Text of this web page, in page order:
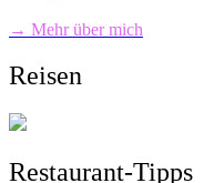
→ Mehr über mich
Reisen
Restaurant-Tipps